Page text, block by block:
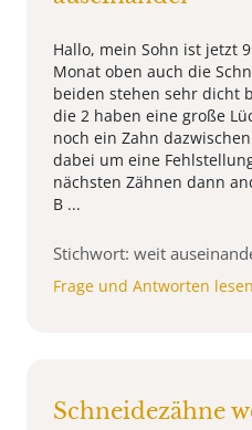
Hallo, mein Sohn ist jetzt
Monat oben auch die
beiden stehen sehr dicht
die 2 haben eine große
noch ein Zahn
dabei um eine
nächsten Zähnen dann
B ...
Stichwort: weit
Frage und Antworten lesen
Schneidezähne